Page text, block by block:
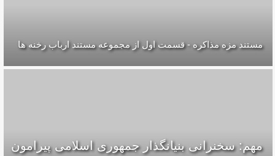
مستند مزه مذاکره - قسمت اول از مجموعه مستند ارباب رخنه ها
مهم: سخنرانی بنیانگذار جمهوری اسلامی پیرامون